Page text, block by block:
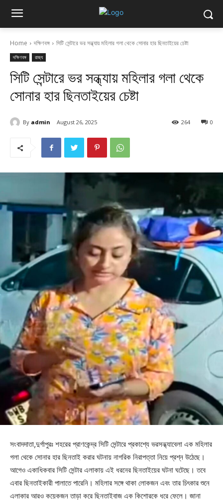
Home দক্ষিণবঙ্গ সিটি সেন্টারে ভর সন্ধ্যায় মহিলার গলা থেকে সোনার হার ছিনতাইয়ের চেষ্টা
দক্ষিণবঙ্গ রাজ্য
সিটি সেন্টারে ভর সন্ধ্যায় মহিলার গলা থেকে
সোনার হার ছিনতাইয়ের চেষ্টা
By admin August 26, 2025 0
264
সংবাদদাতা,দুর্গাপুরঃ শহরের প্রাণকেন্দ্র সিটি সেন্টারে প্রকাশ্যে ভরসন্ধ্যাবেলা এক মহিলার
গলা থেকে সোনার হার ছিনতাই করার ঘটনায় নাগরিক নিরাপত্তা নিয়ে প্রশ্ন উঠেছে।
আগেও একাধিকবার সিটি সেন্টার এলাকায় এই ধরনের ছিনতাইয়ের ঘটনা ঘটেছে। তবে
এবার ছিনতাইকারী পালাতে পারেনি। মহিলার সঙ্গে থাকা লোকজন এবং তার চিৎকার শুনে
এলাকার আরও কয়েকজন তাড়া করে ছিনতাইবাজ এক কিশোরকে ধরে ফেলে। জানা